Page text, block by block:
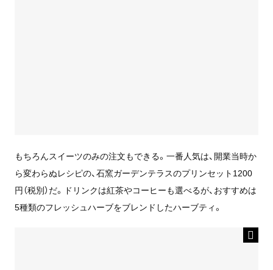
もちろんスイーツのみの注文もできる。一番人気は、開業当時か
ら変わらぬレシピの、石窯ガーデンテラスのプリンセット1200
円（税別）だ。ドリンクは紅茶やコーヒーも選べるが、おすすめは
5種類のフレッシュハーブをブレンドしたハーブティ。